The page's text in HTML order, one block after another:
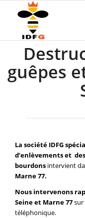
guêpes
La société IDFG
d’enlèvements et
bourdons intervient
Marne 77.
Nous intervenons
Seine et Marne 77sur
téléphonique.